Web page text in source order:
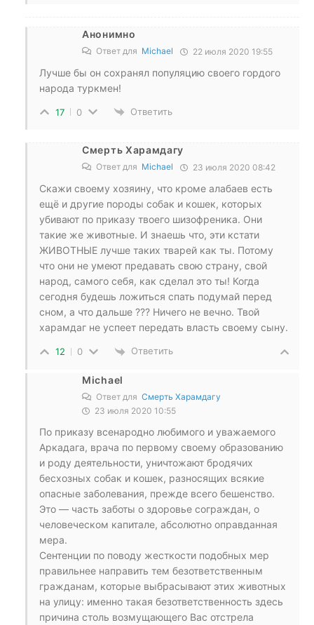
Анонимно
Ответ для Michael 22 июля 2020 19:55
Лучше бы он сохранял популяцию своего гордого
народа туркмен!
17 0 Ответить
Смерть Харамдагу
Ответ для Michael 23 июля 2020 08:42
Скажи своему хозяину, что кроме алабаев есть
ещё и другие породы собак и кошек, которых
убивают по приказу твоего шизофреника. Они
такие же животные. И знаешь что, эти кстати
ЖИВОТНЫЕ лучше таких тварей как ты. Потому
что они не умеют предавать свою страну, свой
народ, самого себя, как сделал это ты! Когда
сегодня будешь ложиться спать подумай перед
сном, а что дальше ??? Ничего не вечно. Твой
харамдаг не успеет передать власть своему сыну.
12 0 Ответить
Michael
Ответ для Смерть Харамдагу
23 июля 2020 10:55
По приказу всенародно любимого и уважаемого
Аркадага, врача по первому своему образованию
и роду деятельности, уничтожают бродячих
бесхозных собак и кошек, разносящих всякие
опасные заболевания, прежде всего бешенство.
Это — часть заботы о здоровье сограждан, о
человеческом капитале, абсолютно оправданная
мера.
Сентенции по поводу жесткости подобных мер
правильнее направить тем безответственным
гражданам, которые выбрасывают этих животных
на улицу: именно такая безответственность здесь
причина столь возмущающего Вас отстрела